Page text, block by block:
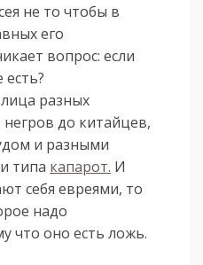
не то чтобы в
его
вопрос: если
разных
до китайцев,
и разными
типа капарот. И
себя евреями, то
надо
что оно есть ложь.